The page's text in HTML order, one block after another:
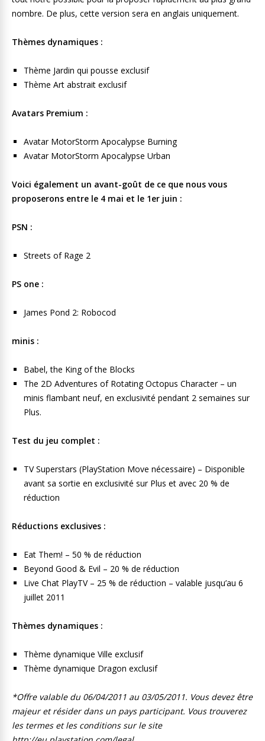
nombre. De plus, cette version sera en anglais uniquement.
Thèmes dynamiques :
Thème Jardin qui pousse exclusif
Thème Art abstrait exclusif
Avatars Premium :
Avatar MotorStorm Apocalypse Burning
Avatar MotorStorm Apocalypse Urban
Voici également un avant-goût de ce que nous vous
proposerons entre le 4 mai et le 1er juin :
PSN :
Streets of Rage 2
PS one :
James Pond 2: Robocod
minis :
Babel, the King of the Blocks
The 2D Adventures of Rotating Octopus Character – un
minis flambant neuf, en exclusivité pendant 2 semaines sur
Plus.
Test du jeu complet :
TV Superstars (PlayStation Move nécessaire) – Disponible
avant sa sortie en exclusivité sur Plus et avec 20 % de
réduction
Réductions exclusives :
Eat Them! – 50 % de réduction
Beyond Good & Evil – 20 % de réduction
Live Chat PlayTV – 25 % de réduction – valable jusqu’au 6
juillet 2011
Thèmes dynamiques :
Thème dynamique Ville exclusif
Thème dynamique Dragon exclusif
*Offre valable du 06/04/2011 au 03/05/2011. Vous devez être
majeur et résider dans un pays participant. Vous trouverez
les termes et les conditions sur le site